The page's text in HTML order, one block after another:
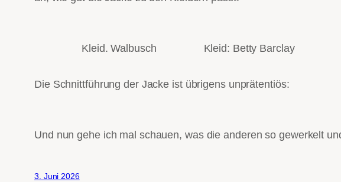
Kleid. Walbusch Kleid: Betty Barclay
Die Schnittführung der Jacke ist übrigens unprätentiös:
Und nun gehe ich mal schauen, was die anderen so gewerkelt
3. Juni 2026